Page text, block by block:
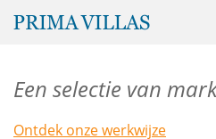
Een selectie van
Ontdek onze werkwijze